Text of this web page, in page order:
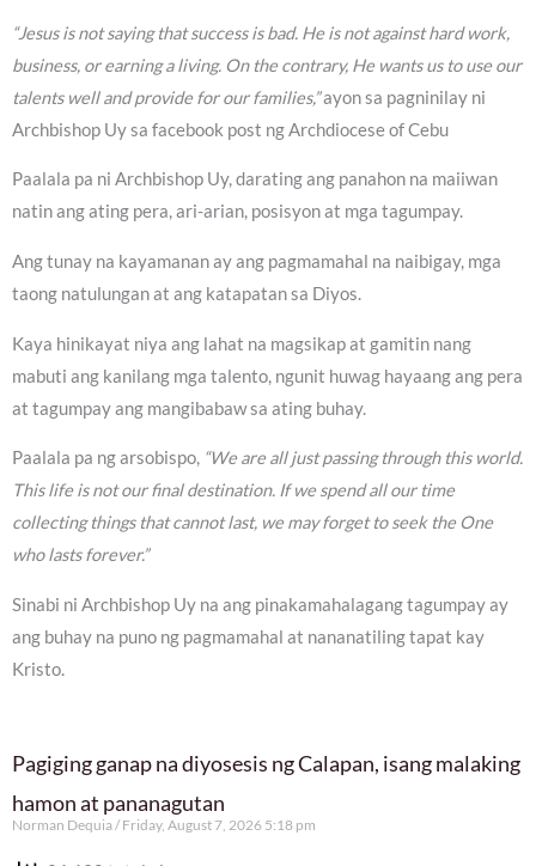
“Jesus is not saying that success is bad. He is not against hard work,
business, or earning a living. On the contrary, He wants us to use our
talents well and provide for our families,”ayon sa pagninilay ni
Archbishop Uy sa facebook post ng Archdiocese of Cebu
Paalala pa ni Archbishop Uy, darating ang panahon na maiiwan
natin ang ating pera, ari-arian, posisyon at mga tagumpay.
Ang tunay na kayamanan ay ang pagmamahal na naibigay, mga
taong natulungan at ang katapatan sa Diyos.
Kaya hinikayat niya ang lahat na magsikap at gamitin nang
mabuti ang kanilang mga talento, ngunit huwag hayaang ang pera
at tagumpay ang mangibabaw sa ating buhay.
Paalala pa ng arsobispo, “We are all just passing through this world.
This life is not our final destination. If we spend all our time
collecting things that cannot last, we may forget to seek the One
who lasts forever.”
Sinabi ni Archbishop Uy na ang pinakamahalagang tagumpay ay
ang buhay na puno ng pagmamahal at nananatiling tapat kay
Kristo.
Pagiging ganap na diyosesis ng Calapan, isang malaking
hamon at pananagutan
Norman Dequia Friday, August 7, 2026 5:18 pm